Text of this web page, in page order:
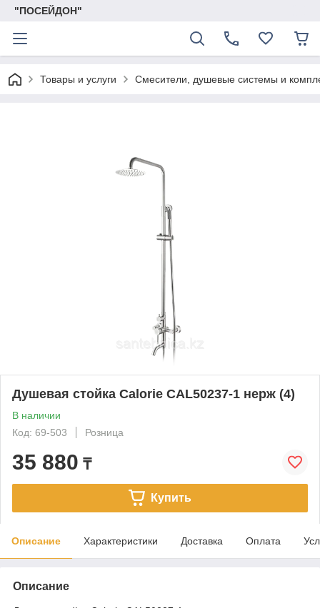
"ПОСЕЙДОН"
Товары и услуги Смесители, душевые системы и
Душевая стойка Calorie CAL50237-1 нерж (4)
В наличии
Код: 69-503
Розница
35 880 ₸
Купить
Описание Характеристики Доставка Оплата
Описание